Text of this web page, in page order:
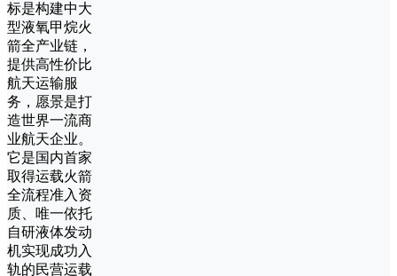
标是构建中大
型液氧甲烷火
箭全产业链，
提供高性价比
航天运输服
务，愿景是打
造世界一流商
业航天企业。
它是国内首家
取得运载火箭
全流程准入资
质、唯一依托
自研液体发动
机实现成功入
轨的民营运载